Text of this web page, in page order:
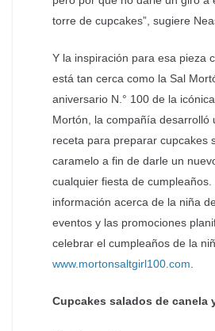
torre de cupcakes”, sugiere
Y la inspiración para esa pieza
está tan cerca como la Sal
aniversario N.° 100 de la
Mortón, la compañía desarrolló
receta para preparar cupcakes
caramelo a fin de darle un
cualquier fiesta de
información acerca de la niña
eventos y las promociones
celebrar el cumpleaños de la
www.mortonsaltgirl100.com
Cupcakes salados de canela